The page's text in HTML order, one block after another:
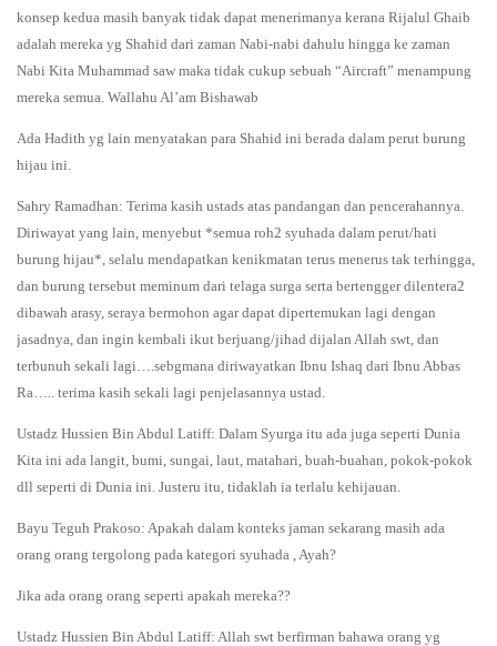
konsep kedua masih banyak tidak dapat menerimanya kerana Rijalul Ghaib
adalah mereka yg Shahid dari zaman Nabi-nabi dahulu hingga ke zaman
Nabi Kita Muhammad saw maka tidak cukup sebuah “Aircraft” menampung
mereka semua. Wallahu Al’am Bishawab
Ada Hadith yg lain menyatakan para Shahid ini berada dalam perut burung
hijau ini.
Sahry Ramadhan: Terima kasih ustads atas pandangan dan pencerahannya.
Diriwayat yang lain, menyebut *semua roh2 syuhada dalam perut/hati
burung hijau*, selalu mendapatkan kenikmatan terus menerus tak terhingga,
dan burung tersebut meminum dari telaga surga serta bertengger dilentera2
dibawah arasy, seraya bermohon agar dapat dipertemukan lagi dengan
jasadnya, dan ingin kembali ikut berjuang/jihad dijalan Allah swt, dan
terbunuh sekali lagi….sebgmana diriwayatkan Ibnu Ishaq dari Ibnu Abbas
Ra….. terima kasih sekali lagi penjelasannya ustad.
Ustadz Hussien Bin Abdul Latiff: Dalam Syurga itu ada juga seperti Dunia
Kita ini ada langit, bumi, sungai, laut, matahari, buah-buahan, pokok-pokok
dll seperti di Dunia ini. Justeru itu, tidaklah ia terlalu kehijauan.
Bayu Teguh Prakoso: Apakah dalam konteks jaman sekarang masih ada
orang orang tergolong pada kategori syuhada , Ayah?
Jika ada orang orang seperti apakah mereka??
Ustadz Hussien Bin Abdul Latiff: Allah swt berfirman bahawa orang yg